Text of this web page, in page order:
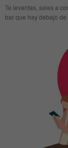
Te levantas, sales a
bar que hay debajo